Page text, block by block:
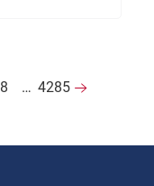
8 … 4285